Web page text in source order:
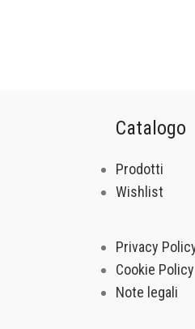
Catalogo
Prodotti
Wishlist
Privacy
Cookie Policy
Note legali